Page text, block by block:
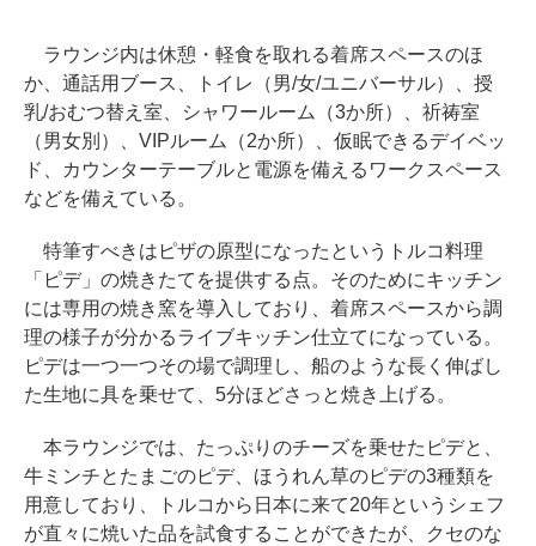
ラウンジ内は休憩・軽食を取れる着席スペースのほ
か、通話用ブース、トイレ（男/女/ユニバーサル）、授
乳/おむつ替え室、シャワールーム（3か所）、祈祷室
（男女別）、VIPルーム（2か所）、仮眠できるデイベッ
ド、カウンターテーブルと電源を備えるワークスペース
などを備えている。
特筆すべきはピザの原型になったというトルコ料理
「ピデ」の焼きたてを提供する点。そのためにキッチン
には専用の焼き窯を導入しており、着席スペースから調
理の様子が分かるライブキッチン仕立てになっている。
ピデは一つ一つその場で調理し、船のような長く伸ばし
た生地に具を乗せて、5分ほどさっと焼き上げる。
本ラウンジでは、たっぷりのチーズを乗せたピデと、
牛ミンチとたまごのピデ、ほうれん草のピデの3種類を
用意しており、トルコから日本に来て20年というシェフ
が直々に焼いた品を試食することができたが、クセのな